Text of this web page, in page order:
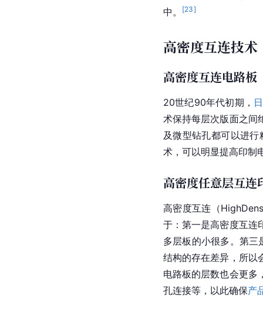
中。
[23]
高密度互连技术
高密度互连电路板
20世纪90年代初期，
术保持每层次版面之间
及微型钻孔都可以进
术，可以明显提高印制
高密度任意层互连
高密度互连（
于：第一是高密度互连
多层板的小很多。第
结构的存在差异，所以
电路板的层数也会更多
孔连接等，以此确保产